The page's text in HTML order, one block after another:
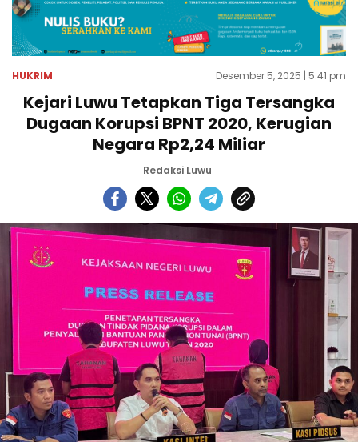
HUKRIM Desember 5, 2025 | 5:41 pm
Kejari Luwu Tetapkan Tiga Tersangka
Dugaan Korupsi BPNT 2020, Kerugian
Negara Rp2,24 Miliar
Redaksi Luwu